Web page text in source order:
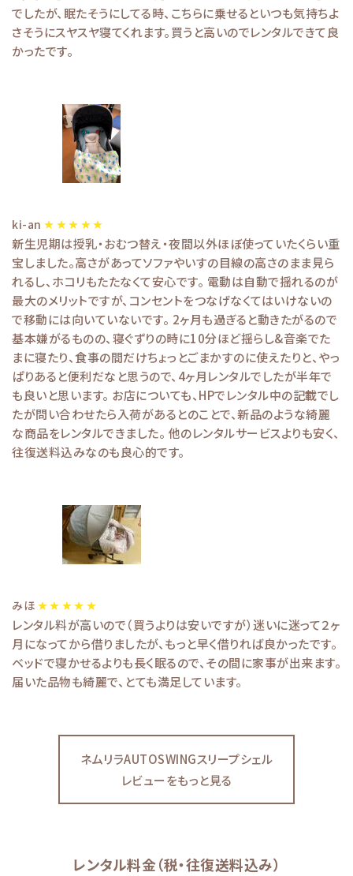
でしたが、眠たそうにしてる時、こちらに乗せるといつも気持ちよ
さそうにスヤスヤ寝てくれます。買うと高いのでレンタルできて良
かったです。
ki-an
新生児期は授乳・おむつ替え・夜間以外ほぼ使っていたくらい重
宝しました。高さがあってソファやいすの目線の高さのまま見ら
れるし、ホコリもたたなくて安心です。 電動は自動で揺れるのが
最大のメリットですが、コンセントをつなげなくてはいけないの
で移動には向いていないです。 2ヶ月も過ぎると動きたがるので
基本嫌がるものの、寝ぐずりの時に10分ほど揺らし&音楽でた
まに寝たり、食事の間だけちょっとごまかすのに使えたりと、やっ
ぱりあると便利だなと思うので、4ヶ月レンタルでしたが半年で
も良いと思います。 お店についても、HPでレンタル中の記載でし
たが問い合わせたら入荷があるとのことで、新品のような綺麗
な商品をレンタルできました。 他のレンタルサービスよりも安く、
往復送料込みなのも良心的です。
みほ
レンタル料が高いので（買うよりは安いですが）迷いに迷って２ヶ
月になってから借りましたが、もっと早く借りれば良かったです。
ベッドで寝かせるよりも長く眠るので、その間に家事が出来ます。
届いた品物も綺麗で、とても満足しています。
ネムリラAUTOSWINGスリープシェル
レビューをもっと見る
レンタル料金（税・往復送料込み）